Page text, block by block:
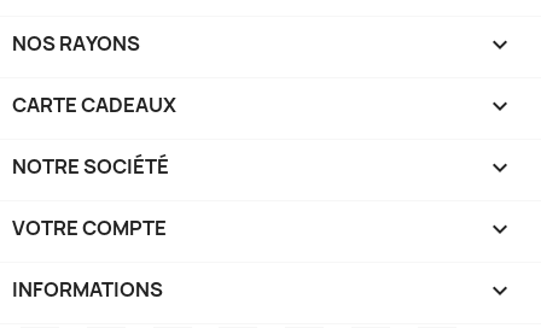
NOS RAYONS 
CARTE CADEAUX 
NOTRE SOCIÉTÉ 
VOTRE COMPTE 
INFORMATIONS keyboard_arrow_down